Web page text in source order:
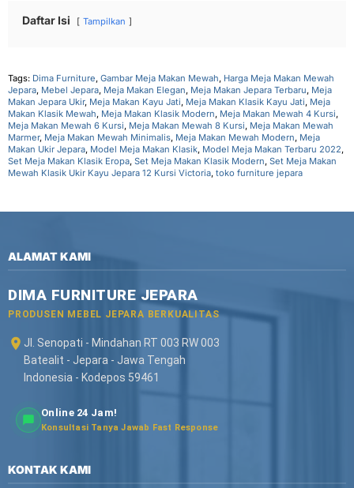
Daftar Isi Tampilkan
Tags: Dima Furniture, Gambar Meja Makan Mewah, Harga Meja Makan Mewah
Jepara, Mebel Jepara, Meja Makan Elegan, Meja Makan Jepara Terbaru, Meja
Makan Jepara Ukir, Meja Makan Kayu Jati, Meja Makan Klasik Kayu Jati, Meja
Makan Klasik Mewah, Meja Makan Klasik Modern, Meja Makan Mewah 4 Kursi,
Meja Makan Mewah 6 Kursi, Meja Makan Mewah 8 Kursi, Meja Makan Mewah
Marmer, Meja Makan Mewah Minimalis, Meja Makan Mewah Modern, Meja
Makan Ukir Jepara, Model Meja Makan Klasik, Model Meja Makan Terbaru 2022,
Set Meja Makan Klasik Eropa, Set Meja Makan Klasik Modern, Set Meja Makan
Mewah Klasik Ukir Kayu Jepara 12 Kursi Victoria, toko furniture jepara
ALAMAT KAMI
DIMA FURNITURE JEPARA
PRODUSEN MEBEL JEPARA BERKUALITAS
Jl. Senopati - Mindahan RT 003 RW 003
Batealit - Jepara - Jawa Tengah
Indonesia - Kodepos 59461
Online 24 Jam!
Konsultasi Tanya Jawab Fast Response
KONTAK KAMI